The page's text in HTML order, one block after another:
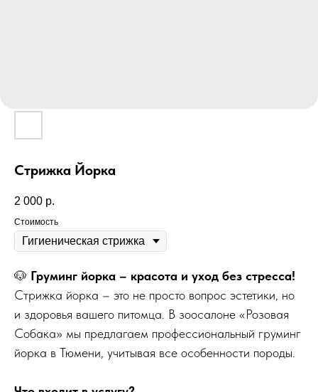
Стрижка Йорка
2 000 р.
Стоимость
🐶 Груминг йорка – красота и уход без стресса!
Стрижка йорка – это не просто вопрос эстетики, но
и здоровья вашего питомца. В зоосалоне «Розовая
Собака» мы предлагаем профессиональный груминг
йорка в Тюмени, учитывая все особенности породы.